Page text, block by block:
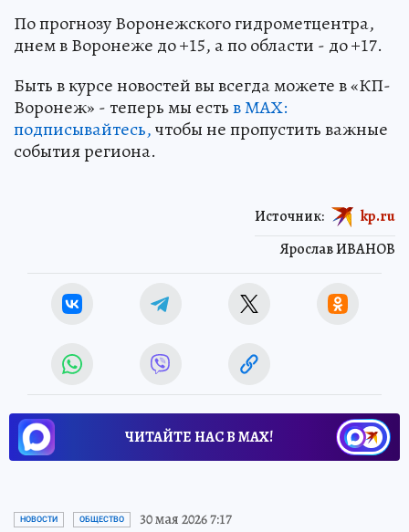
По прогнозу Воронежского гидрометцентра,
днем в Воронеже до +15, а по области - до +17.
Быть в курсе новостей вы всегда можете в «КП-
Воронеж» - теперь мы естьв МАХ:
подписывайтесь,чтобы не пропустить важные
события региона.
Ярослав ИВАНОВ
Источник: kp.ru
ЧИТАЙТЕ НАС В МАХ!
НОВОСТИ ОБЩЕСТВО 30 мая 2026 7:17